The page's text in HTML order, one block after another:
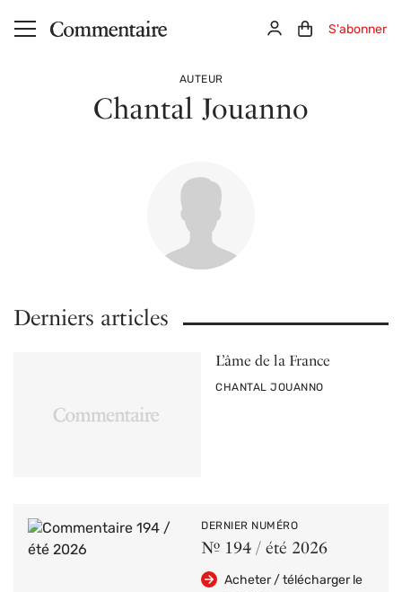
Aller au contenu principal ConnexionPanier (0)
S'abonner
AUTEUR
Chantal Jouanno
Derniers articles
L’âme de la France
PAR
CHANTAL JOUANNO
DERNIER NUMÉRO
Nº 194 / été 2026
Acheter / télécharger le